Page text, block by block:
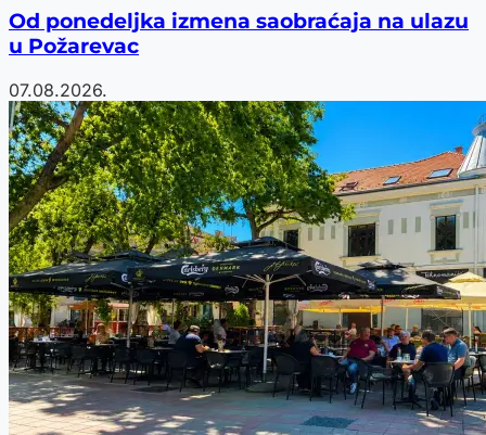
Od ponedeljka izmena saobraćaja na ulazu
u Požarevac
07.08.2026.